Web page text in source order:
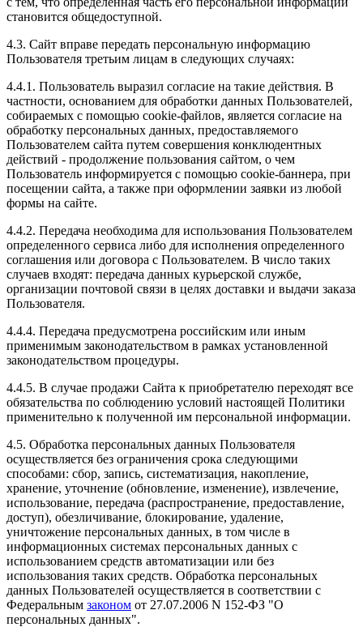
становится общедоступной.
4.3. Сайт вправе передать персональную информацию
Пользователя третьим лицам в следующих случаях:
4.4.1. Пользователь выразил согласие на такие действия. В
частности, основанием для обработки данных Пользователей,
собираемых с помощью cookie-файлов, является согласие на
обработку персональных данных, предоставляемого
Пользователем сайта путем совершения конклюдентных
действий - продолжение пользования сайтом, о чем
Пользователь информируется с помощью cookie-баннера, при
посещении сайта, а также при оформлении заявки из любой
формы на сайте.
4.4.2. Передача необходима для использования Пользователем
определенного сервиса либо для исполнения определенного
соглашения или договора с Пользователем. В число таких
случаев входят: передача данных курьерской службе,
организации почтовой связи в целях доставки и выдачи заказа
Пользователя.
4.4.4. Передача предусмотрена российским или иным
применимым законодательством в рамках установленной
законодательством процедуры.
4.4.5. В случае продажи Сайта к приобретателю переходят все
обязательства по соблюдению условий настоящей Политики
применительно к полученной им персональной информации.
4.5. Обработка персональных данных Пользователя
осуществляется без ограничения срока следующими
способами: сбор, запись, систематизация, накопление,
хранение, уточнение (обновление, изменение), извлечение,
использование, передача (распространение, предоставление,
доступ), обезличивание, блокирование, удаление,
уничтожение персональных данных, в том числе в
информационных системах персональных данных с
использованием средств автоматизации или без
использования таких средств. Обработка персональных
данных Пользователей осуществляется в соответствии с
Федеральным законом от 27.07.2006 N 152-ФЗ "О
персональных данных".